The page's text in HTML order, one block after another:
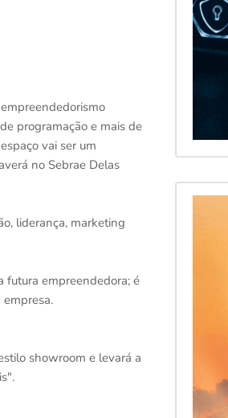
programação e mais de
vai ser um
no Sebrae Delas
liderança, marketing
futura empreendedora; é
showroom e levará a